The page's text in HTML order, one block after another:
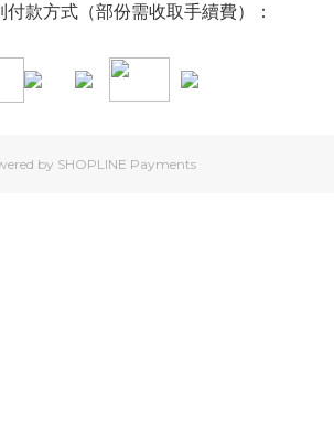
款方式（部份需收取手續費）：
by SHOPLINE Payments